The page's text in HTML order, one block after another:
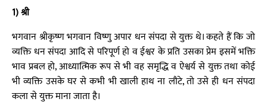
1) श्री
भगवान श्रीकृष्ण भगवान विष्णु अपार धन संपदा से युक्त थे। कहते हैं कि जो
व्यक्ति धन संपदा आदि से परिपूर्ण हो व ईश्वर के प्रति उसका प्रेम इसमें भक्ति
भाव प्रबल हो, आध्यात्मिक रूप से भी वह समृद्धि व ऐश्वर्य से युक्त तथा कोई
भी व्यक्ति उसके घर से कभी भी खाली हाथ ना लौटे, तो उसे ही धन संपदा
कला से युक्त माना जाता है।